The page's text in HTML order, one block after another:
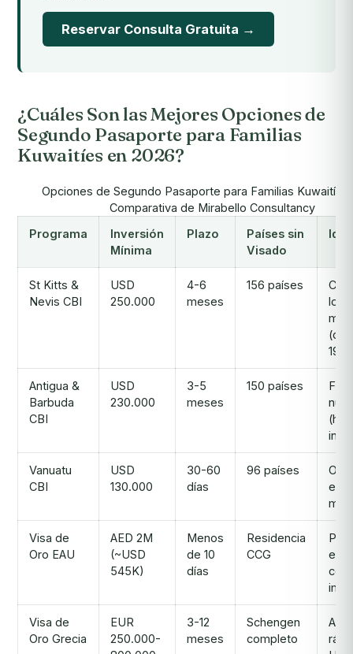
Reservar Consulta Gratuita →
¿Cuáles Son las Mejores Opciones de
Segundo Pasaporte para Familias
Kuwaitíes en 2026?
Opciones de Segundo Pasaporte para Familias Kuwaitíes
Comparativa de Mirabello Consultancy
Programa
Inversión
Mínima
Plazo
Países sin
Visado
St Kitts &
Nevis CBI
USD
250.000
4-6
meses
156 países
CBI
Antigua &
Barbuda
CBI
USD
230.000
3-5
meses
150 países
incl.)
Vanuatu
CBI
USD
130.000
30-60
días
96 países
Visa de
Oro EAU
AED 2M
(~USD
545K)
Menos
de 10
días
Residencia
CCG
en
cero
Visa de
Oro Grecia
EUR
250.000-
3-12
meses
Schengen
completo